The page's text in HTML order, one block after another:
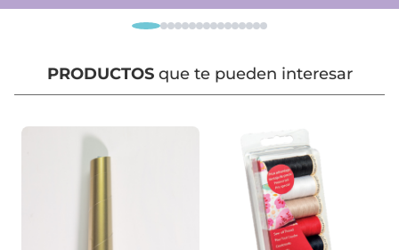
PRODUCTOSque te pueden interesar